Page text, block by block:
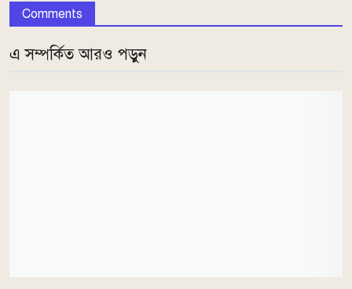
Comments
এ সম্পর্কিত আরও পড়ুন